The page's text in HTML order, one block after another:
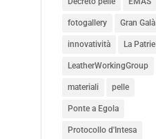
fotogallery Gran Galà
innovatività La Patrie
LeatherWorkingGroup
materiali pelle
Ponte a Egola
Protocollo d'Intesa